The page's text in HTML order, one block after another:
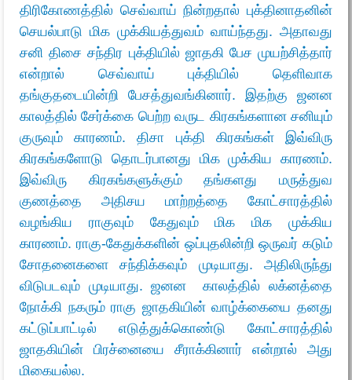
திரிகோணத்தில் செவ்வாய் நின்றதால் புக்தினாதனின்
செயல்பாடு மிக முக்கியத்துவம் வாய்ந்தது. அதாவது
சனி திசை சந்திர புக்தியில் ஜாதகி பேச முயற்சித்தார்
என்றால் செவ்வாய் புக்தியில் தெளிவாக
தங்குதடையின்றி பேசத்துவங்கினார். இதற்கு ஜனன
காலத்தில் சேர்க்கை பெற்ற வருட கிரகங்களான சனியும்
குருவும் காரணம். திசா புக்தி கிரகங்கள் இவ்விரு
கிரகங்களோடு தொடர்பானது மிக முக்கிய காரணம்.
இவ்விரு கிரகங்களுக்கும் தங்களது மருத்துவ
குணத்தை அதிசய மாற்றத்தை கோட்சாரத்தில்
வழங்கிய ராகுவும் கேதுவும் மிக மிக முக்கிய
காரணம். ராகு-கேதுக்களின் ஒப்புதலின்றி ஒருவர் கடும்
சோதனைகளை சந்திக்கவும் முடியாது. அதிலிருந்து
விடுபடவும் முடியாது. ஜனன காலத்தில் லக்னத்தை
நோக்கி நகரும் ராகு ஜாதகியின் வாழ்க்கையை தனது
கட்டுப்பாட்டில் எடுத்துக்கொண்டு கோட்சாரத்தில்
ஜாதகியின் பிரச்னையை சீராக்கினார் என்றால் அது
மிகையல்ல.